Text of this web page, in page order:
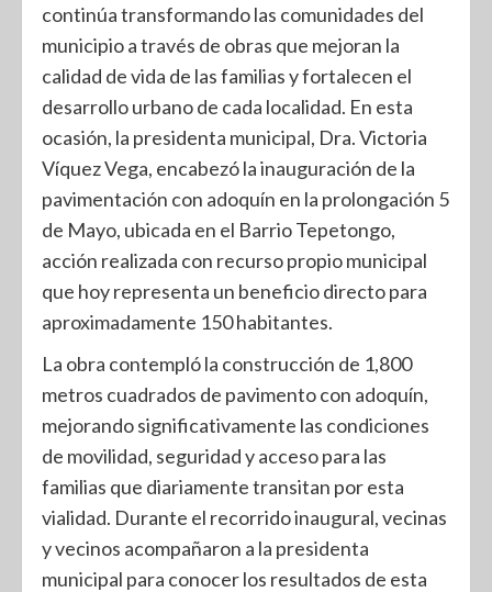
continúa transformando las comunidades del
municipio a través de obras que mejoran la
calidad de vida de las familias y fortalecen el
desarrollo urbano de cada localidad. En esta
ocasión, la presidenta municipal, Dra. Victoria
Víquez Vega, encabezó la inauguración de la
pavimentación con adoquín en la prolongación 5
de Mayo, ubicada en el Barrio Tepetongo,
acción realizada con recurso propio municipal
que hoy representa un beneficio directo para
aproximadamente 150 habitantes.
La obra contempló la construcción de 1,800
metros cuadrados de pavimento con adoquín,
mejorando significativamente las condiciones
de movilidad, seguridad y acceso para las
familias que diariamente transitan por esta
vialidad. Durante el recorrido inaugural, vecinas
y vecinos acompañaron a la presidenta
municipal para conocer los resultados de esta